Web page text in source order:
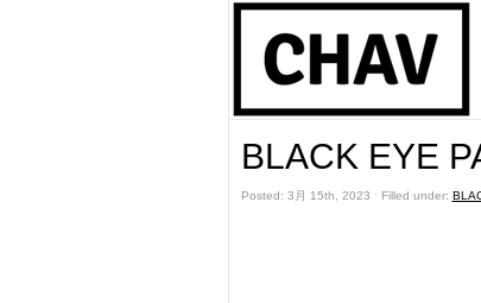
BLACK EYE
Posted: 3月 15th, 2023 ˑ Filled under: